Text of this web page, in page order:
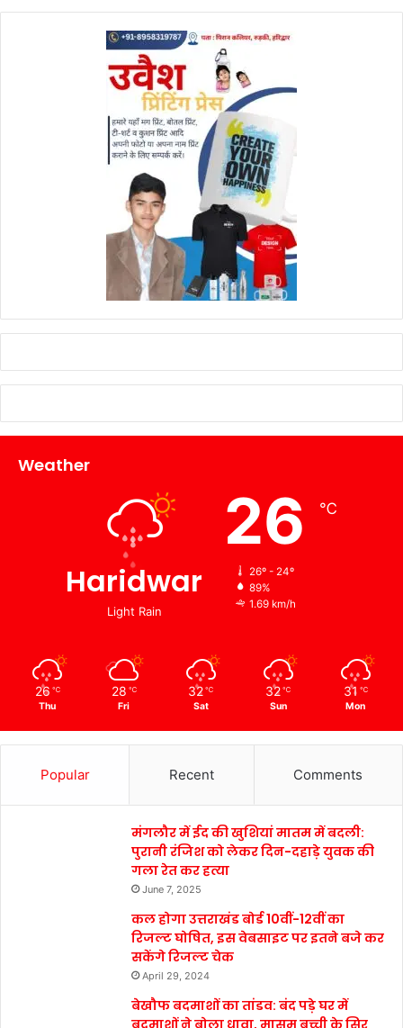
Weather
Haridwar
Light Rain
26 ℃
26º - 24º
89%
1.69 km/h
26 ℃
Thu
28 ℃
Fri
32 ℃
Sat
32 ℃
Sun
31 ℃
Mon
Popular Recent Comments
मंगलौर में ईद की खुशियां मातम में बदली:
पुरानी रंजिश को लेकर दिन-दहाड़े युवक की
गला रेत कर हत्या
June 7, 2025
कल होगा उत्तराखंड बोर्ड 10वीं-12वीं का
रिजल्ट घोषित, इस वेबसाइट पर इतने बजे कर
सकेंगे रिजल्ट चेक
April 29, 2024
बेखौफ बदमाशों का तांडव: बंद पड़े घर में
बदमाशों ने बोला धावा, मासूम बच्ची के सिर